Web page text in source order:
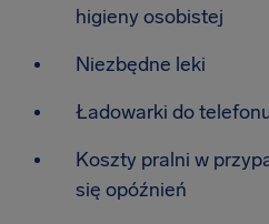
higieny osobistej
Niezbędne leki
Ładowarki do
Koszty pralni w
się opóźnień